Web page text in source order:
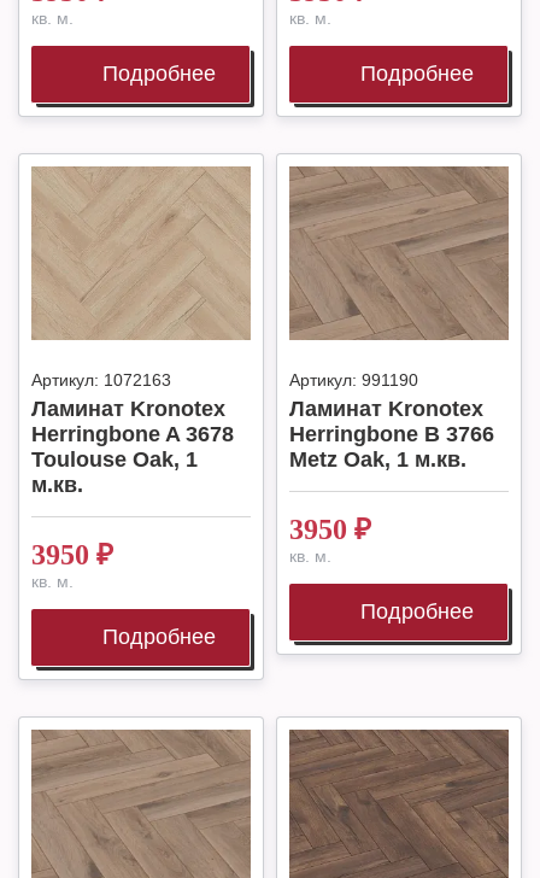
кв. м.
Подробнее
кв. м.
Подробнее
Артикул: 1072163
Ламинат Kronotex
Herringbone A 3678
Toulouse Oak, 1
м.кв.
3950 ₽
кв. м.
Подробнее
Артикул: 991190
Ламинат Kronotex
Herringbone B 3766
Metz Oak, 1 м.кв.
3950 ₽
кв. м.
Подробнее